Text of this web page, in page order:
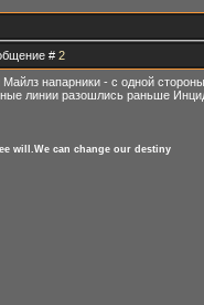
# 2
напарники - с одной
линии разошлись раньше
will.We can change our destiny